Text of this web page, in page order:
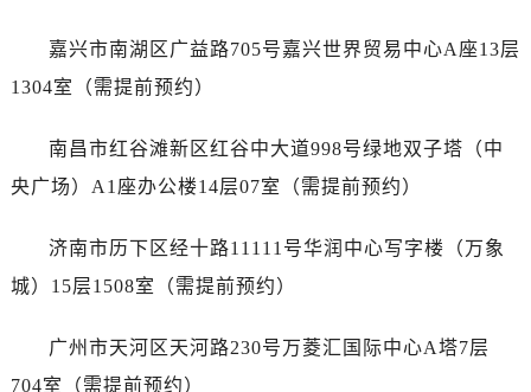
嘉兴市南湖区广益路705号嘉兴世界贸易中心A座13层
1304室（需提前预约）
南昌市红谷滩新区红谷中大道998号绿地双子塔（中
央广场）A1座办公楼14层07室（需提前预约）
济南市历下区经十路11111号华润中心写字楼（万象
城）15层1508室（需提前预约）
广州市天河区天河路230号万菱汇国际中心A塔7层
704室（需提前预约）